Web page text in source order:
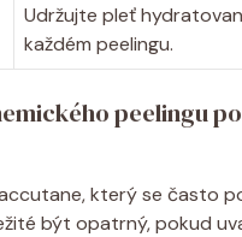
Udržujte pleť
každém peelingu.
peelingu po
který se často
být opatrný, pokud